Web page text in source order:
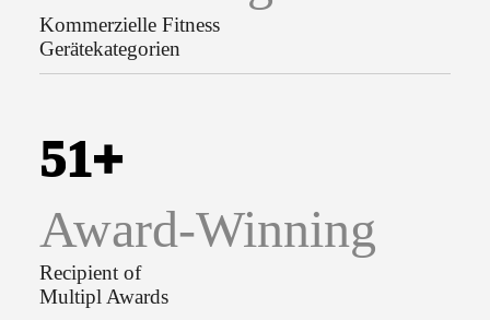
Kommerzielle Fitness
Gerätekategorien
51+
Award-Winning
Recipient of
Multipl Awards